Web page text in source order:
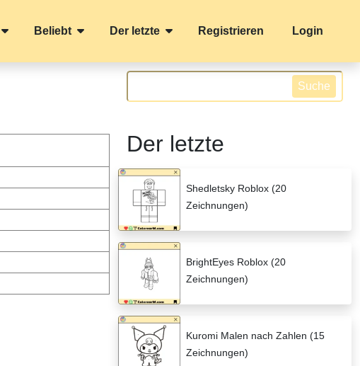
Beliebt Der letzte Registrieren Login
Suche
Der letzte
Shedletsky Roblox (20
Zeichnungen)
BrightEyes Roblox (20
Zeichnungen)
Kuromi Malen nach Zahlen (15
Zeichnungen)